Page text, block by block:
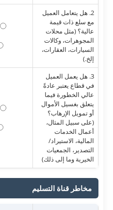
2. هل يتعامل العميل
مع سلع ذات قيمة
عالية؟ (مثل محلات
المجوهرات، وكالات
السيارات، العقارات،
إلخ.)
نعم
لا
3. هل يعمل العميل
في قطاع يعتبر عادةً
عالي الخطورة فيما
يتعلق بغسيل الأموال
أو تمويل الإرهاب؟
(على سبيل المثال،
أعمال الخدمات
المالية، الاستيراد/
التصدير، الجمعيات
الخيرية وما إلى ذلك)
نعم
لا
مخاطر قناة التسليم